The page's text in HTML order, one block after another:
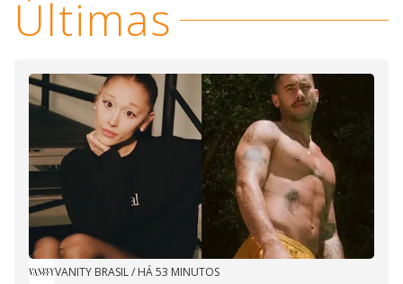
i
d
e
o
Últimas
VANITY BRASIL/ HÁ 53 MINUTOS